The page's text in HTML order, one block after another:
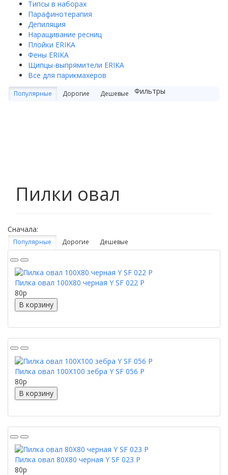
Типсы в наборах
Парафинотерапия
Депиляция
Наращивание ресниц
Плойки ERIKA
Фены ERIKA
Щипцы-выпрямители ERIKA
Все для парикмахеров
Популярные Дорогие Дешевые Фильтры
Пилки овал
Сначала:
Популярные Дорогие Дешевые
Пилка овал 100X80 черная Y SF 022 P
80p
В корзину
Пилка овал 100X100 зебра Y SF 056 P
80p
В корзину
Пилка овал 80X80 черная Y SF 023 P
80p